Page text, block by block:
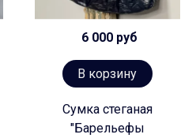
6 000 руб
В корзину
Сумка стеганая
"Барельефы